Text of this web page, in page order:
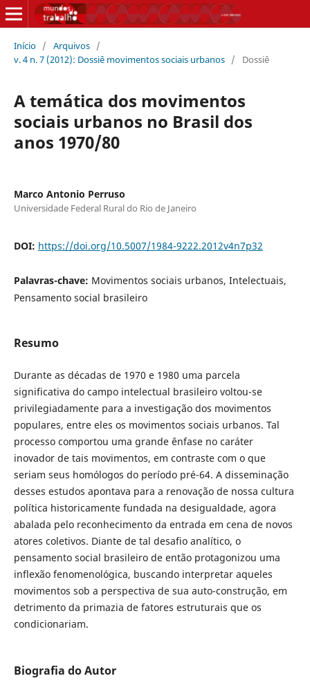
Início / Arquivos /
v. 4 n. 7 (2012): Dossiê movimentos sociais urbanos / Dossiê
A temática dos movimentos
sociais urbanos no Brasil dos
anos 1970/80
Marco Antonio Perruso
Universidade Federal Rural do Rio de Janeiro
DOI: https://doi.org/10.5007/1984-9222.2012v4n7p32
Palavras-chave: Movimentos sociais urbanos, Intelectuais,
Pensamento social brasileiro
Resumo
Durante as décadas de 1970 e 1980 uma parcela
significativa do campo intelectual brasileiro voltou-se
privilegiadamente para a investigação dos movimentos
populares, entre eles os movimentos sociais urbanos. Tal
processo comportou uma grande ênfase no caráter
inovador de tais movimentos, em contraste com o que
seriam seus homólogos do período pré-64. A disseminação
desses estudos apontava para a renovação de nossa cultura
política historicamente fundada na desigualdade, agora
abalada pelo reconhecimento da entrada em cena de novos
atores coletivos. Diante de tal desafio analítico, o
pensamento social brasileiro de então protagonizou uma
inflexão fenomenológica, buscando interpretar aqueles
movimentos sob a perspectiva de sua auto-construção, em
detrimento da primazia de fatores estruturais que os
condicionariam.
Biografia do Autor